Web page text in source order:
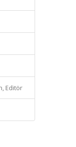
Editör